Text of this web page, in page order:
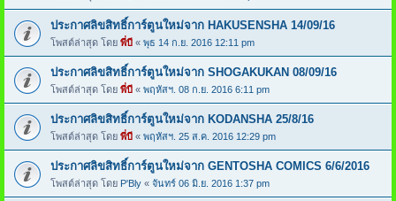
ประกาศลิขสิทธิ์การ์ตูนใหม่จาก HAKUSENSHA 14/09/16
โพสต์ล่าสุด โดย พี่บี « พุธ 14 ก.ย. 2016 12:11 pm
ประกาศลิขสิทธิ์การ์ตูนใหม่จาก SHOGAKUKAN 08/09/16
โพสต์ล่าสุด โดย พี่บี « พฤหัสฯ. 08 ก.ย. 2016 6:11 pm
ประกาศลิขสิทธิ์การ์ตูนใหม่จาก KODANSHA 25/8/16
โพสต์ล่าสุด โดย พี่บี « พฤหัสฯ. 25 ส.ค. 2016 12:29 pm
ประกาศลิขสิทธิ์การ์ตูนใหม่จาก GENTOSHA COMICS 6/6/2016
โพสต์ล่าสุด โดย P'Bly « จันทร์ 06 มิ.ย. 2016 1:37 pm